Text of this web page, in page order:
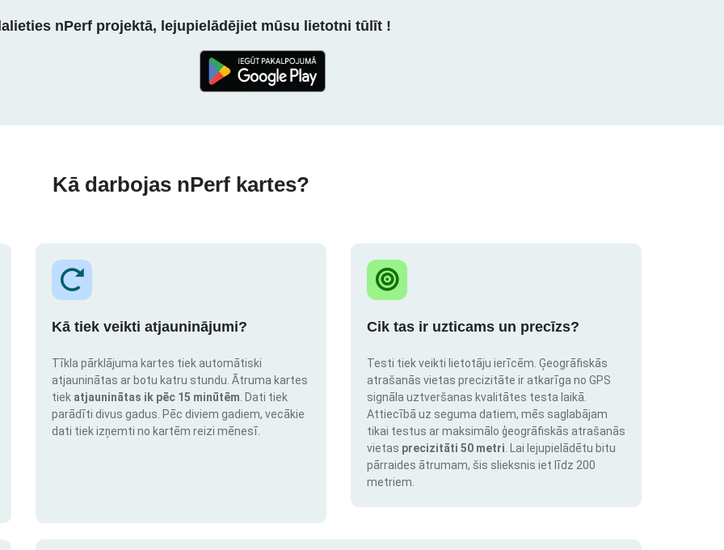
nPerf projektā, lejupielādējiet mūsu lietotni tūlīt !
Kā darbojas nPerf kartes?
Kā tiek veikti atjauninājumi?
Tīkla pārklājuma kartes tiek automātiski
atjauninātas ar botu katru stundu. Ātruma kartes
tiek atjauninātas ik pēc 15 minūtēm . Dati tiek
parādīti divus gadus. Pēc diviem gadiem, vecākie
dati tiek izņemti no kartēm reizi mēnesī.
Cik tas ir uzticams un precīzs?
Testi tiek veikti lietotāju ierīcēm. Ģeogrāfiskās
atrašanās vietas precizitāte ir atkarīga no GPS
signāla uztveršanas kvalitātes testa laikā.
Attiecībā uz seguma datiem, mēs saglabājam
tikai testus ar maksimālo ģeogrāfiskās atrašanās
vietas precizitāti 50 metri . Lai lejupielādētu bitu
pārraides ātrumam, šis slieksnis iet līdz 200
metriem.